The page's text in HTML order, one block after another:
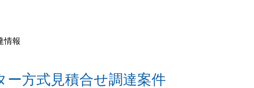
情報
方式見積合せ調達案件